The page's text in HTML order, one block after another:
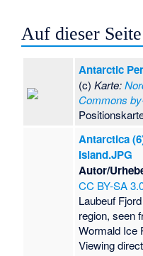
Auf dieser
Antarctic
(c)Karte:
Commons
Antarctica
Island.JPG
Autor/
CC BY-SA
Laubeuf
region, seen
Wormald Ice
Viewing